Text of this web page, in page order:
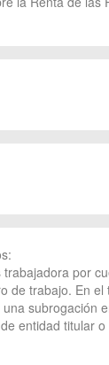
por
de trabajo. En el
subrogación
entidad titular